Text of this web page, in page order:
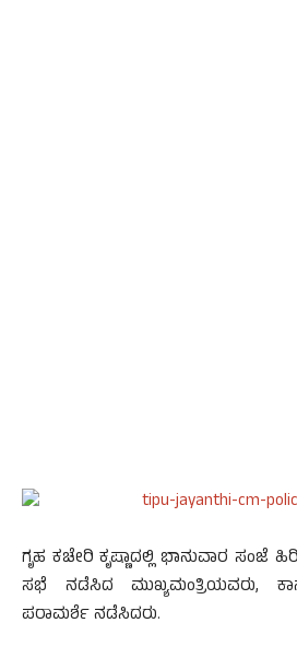
ಗೃಹ ಕಚೇರಿ ಕೃಷ್ಣಾದಲ್ಲಿ ಭಾನುವಾರ
ಸಭೆ ನಡೆಸಿದ ಮುಖ್ಯಮಂತ್ರಿಯವರು,
ಪರಾಮರ್ಶೆ ನಡೆಸಿದರು.